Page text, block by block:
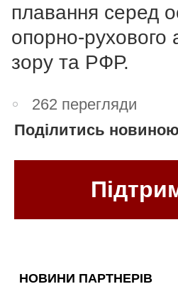
плавання серед
опорно-
зору та РФР.
262 перегляди
Поділитись новиною